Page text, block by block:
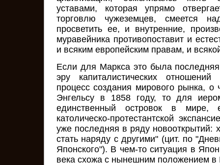
уставами, которая упрямо
торговлю чужеземцев, смеется
просветить ее, и внутренние,
муравейника противопоставит и
и всяким европейским правам, и
Если для Маркса это была
эру капиталистических
процесс создания мирового рынка,
Энгельсу в 1858 году, то для
единственный островок в мире,
католическо-протестантской
уже последняя в ряду новооткрытий:
стать наряду с другими" (цит. по
Японского"). В чем-то ситуация в
века схожа с нынешним положением в